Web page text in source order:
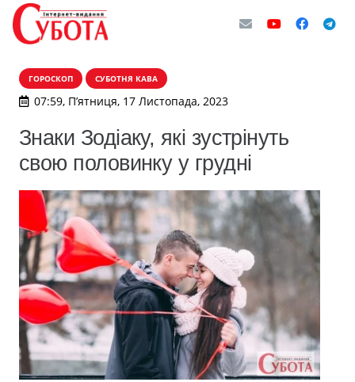
ГОРОСКОП СУБОТНЯ КАВА
07:59, П’ятниця, 17 Листопада, 2023
Знаки Зодіаку, які зустрінуть
свою половинку у грудні